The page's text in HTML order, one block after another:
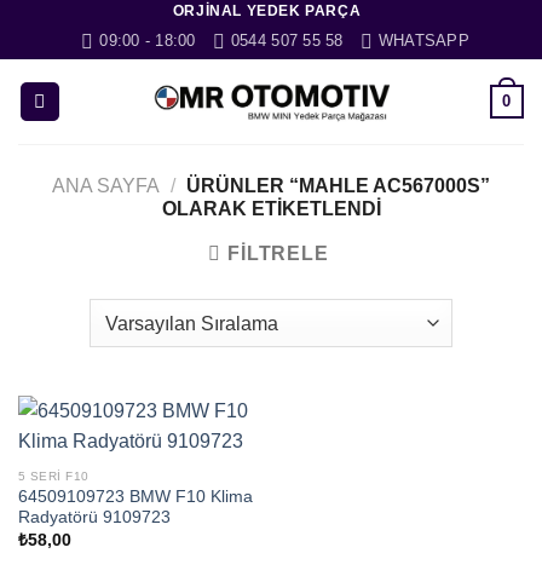
ORJINAL YEDEK PARÇA
09:00 - 18:00 0544 507 55 58 WHATSAPP
0
ANA SAYFA / ÜRÜNLER “MAHLE AC567000S”
OLARAK ETIKETLENDI
FILTRELE
5 SERI F10
64509109723 BMW F10 Klima
Radyatörü 9109723
₺58,00